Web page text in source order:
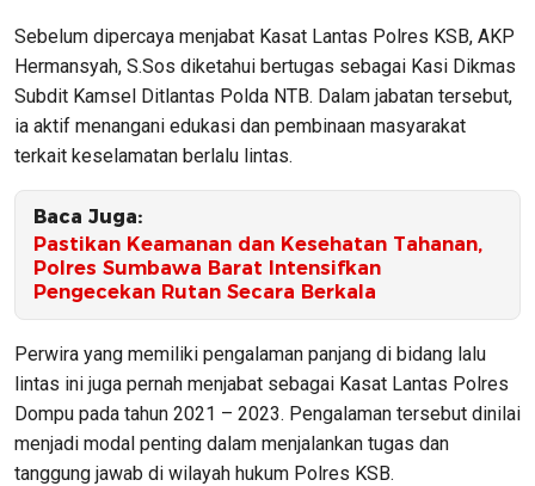
Sebelum dipercaya menjabat Kasat Lantas Polres KSB, AKP
Hermansyah, S.Sos diketahui bertugas sebagai Kasi Dikmas
Subdit Kamsel Ditlantas Polda NTB. Dalam jabatan tersebut,
ia aktif menangani edukasi dan pembinaan masyarakat
terkait keselamatan berlalu lintas.
Baca Juga:
Pastikan Keamanan dan Kesehatan Tahanan,
Polres Sumbawa Barat Intensifkan
Pengecekan Rutan Secara Berkala
Perwira yang memiliki pengalaman panjang di bidang lalu
lintas ini juga pernah menjabat sebagai Kasat Lantas Polres
Dompu pada tahun 2021 – 2023. Pengalaman tersebut dinilai
menjadi modal penting dalam menjalankan tugas dan
tanggung jawab di wilayah hukum Polres KSB.